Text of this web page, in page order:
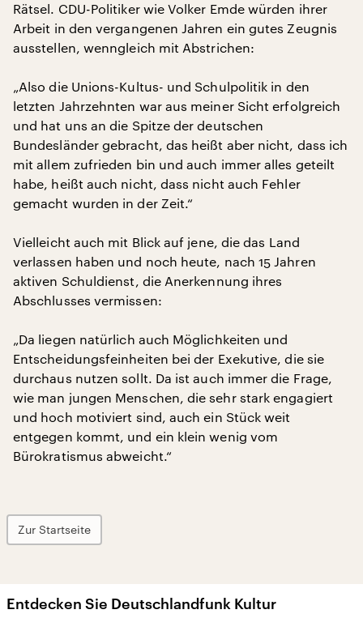
Rätsel. CDU-Politiker wie Volker Emde würden ihrer
Arbeit in den vergangenen Jahren ein gutes Zeugnis
ausstellen, wenngleich mit Abstrichen:
„Also die Unions-Kultus- und Schulpolitik in den
letzten Jahrzehnten war aus meiner Sicht erfolgreich
und hat uns an die Spitze der deutschen
Bundesländer gebracht, das heißt aber nicht, dass ich
mit allem zufrieden bin und auch immer alles geteilt
habe, heißt auch nicht, dass nicht auch Fehler
gemacht wurden in der Zeit.“
Vielleicht auch mit Blick auf jene, die das Land
verlassen haben und noch heute, nach 15 Jahren
aktiven Schuldienst, die Anerkennung ihres
Abschlusses vermissen:
„Da liegen natürlich auch Möglichkeiten und
Entscheidungsfeinheiten bei der Exekutive, die sie
durchaus nutzen sollt. Da ist auch immer die Frage,
wie man jungen Menschen, die sehr stark engagiert
und hoch motiviert sind, auch ein Stück weit
entgegen kommt, und ein klein wenig vom
Bürokratismus abweicht.“
Zur Startseite
Entdecken Sie Deutschlandfunk Kultur